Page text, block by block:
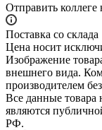
Отправить коллеге
Поставка со склада
Цена носит
Изображение
внешнего вида.
производителем
Все данные товара
являются
РФ.